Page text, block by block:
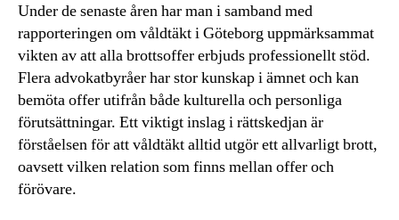
Under de senaste åren har man i samband med
rapporteringen om våldtäkt i Göteborg uppmärksammat
vikten av att alla brottsoffer erbjuds professionellt stöd.
Flera advokatbyråer har stor kunskap i ämnet och kan
bemöta offer utifrån både kulturella och personliga
förutsättningar. Ett viktigt inslag i rättskedjan är
förståelsen för att våldtäkt alltid utgör ett allvarligt brott,
oavsett vilken relation som finns mellan offer och
förövare.